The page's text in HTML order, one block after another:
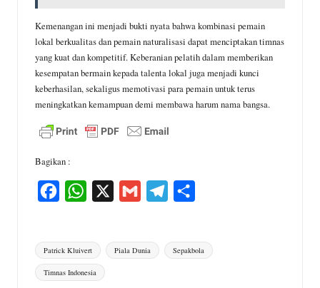
Kemenangan ini menjadi bukti nyata bahwa kombinasi pemain
lokal berkualitas dan pemain naturalisasi dapat menciptakan timnas
yang kuat dan kompetitif. Keberanian pelatih dalam memberikan
kesempatan bermain kepada talenta lokal juga menjadi kunci
keberhasilan, sekaligus memotivasi para pemain untuk terus
meningkatkan kemampuan demi membawa harum nama bangsa.
Bagikan :
e
b
W
t
s
i
r
Tags:
Patrick Kluivert Piala Dunia Sepakbola
Timnas Indonesia